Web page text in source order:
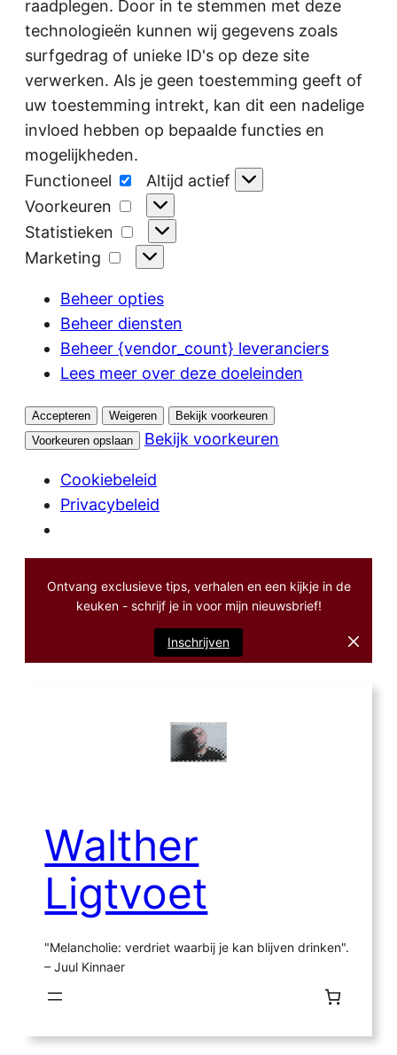
raadplegen. Door in te stemmen met deze
technologieën kunnen wij gegevens zoals
surfgedrag of unieke ID's op deze site
verwerken. Als je geen toestemming geeft of
uw toestemming intrekt, kan dit een nadelige
invloed hebben op bepaalde functies en
mogelijkheden.
Functioneel
Functioneel
Altijd actief
Voorkeuren
Voorkeuren
Statistieken
Statistieken
Marketing
Marketing
Beheer opties
Beheer diensten
Beheer {vendor_count} leveranciers
Lees meer over deze doeleinden
Accepteren Weigeren
Bekijk voorkeuren
Voorkeuren opslaan
Bekijk voorkeuren
Cookiebeleid
Privacybeleid
Ontvang exclusieve tips, verhalen en een kijkje in de
keuken - schrijf je in voor mijn nieuwsbrief!
Inschrijven
Walther
Ligtvoet
"Melancholie: verdriet waarbij je kan blijven drinken".
– Juul Kinnaer